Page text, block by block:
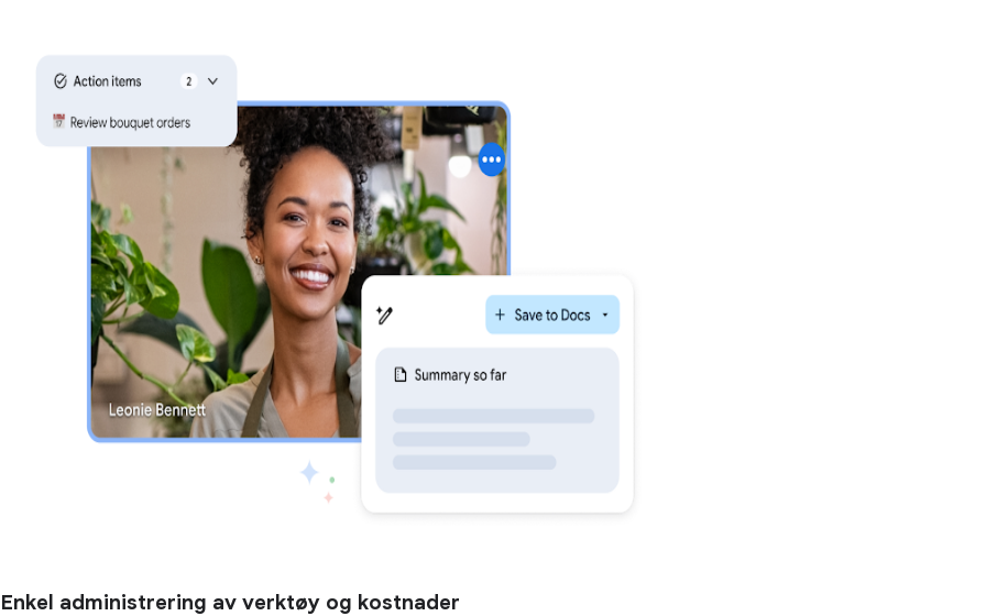
Enkel administrering av verktøy og kostnader